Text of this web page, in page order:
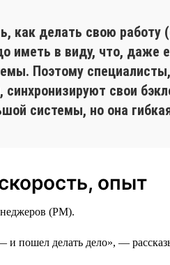
как делать свою
иметь в виду, что,
Поэтому
свои
системы, но она
опыт
(PM).
пошел делать дело», —